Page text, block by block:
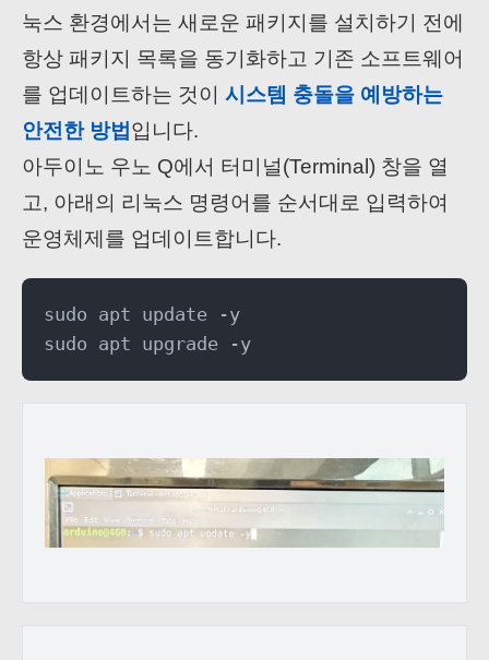
눅스 환경에서는 새로운 패키지를 설치하기 전에
항상 패키지 목록을 동기화하고 기존 소프트웨어
를 업데이트하는 것이 시스템 충돌을 예방하는
안전한 방법 입니다.
아두이노 우노 Q에서 터미널(Terminal) 창을 열
고, 아래의 리눅스 명령어를 순서대로 입력하여
운영체제를 업데이트합니다.
sudo apt update -y
sudo apt upgrade -y